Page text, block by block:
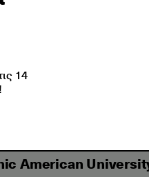
American
14